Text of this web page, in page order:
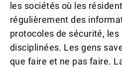
les sociétés où les
régulièrement des
protocoles de sécurité,
disciplinées. Les gens
que faire et ne pas faire.